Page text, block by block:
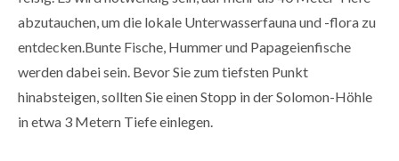
abzutauchen, um die lokale Unterwasserfauna und -flora zu
entdecken.Bunte Fische, Hummer und Papageienfische
werden dabei sein. Bevor Sie zum tiefsten Punkt
hinabsteigen, sollten Sie einen Stopp in der Solomon-Höhle
in etwa 3 Metern Tiefe einlegen.